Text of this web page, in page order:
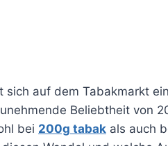
sich auf dem Tabakmarkt
Beliebtheit von
bei 200g tabak als auch